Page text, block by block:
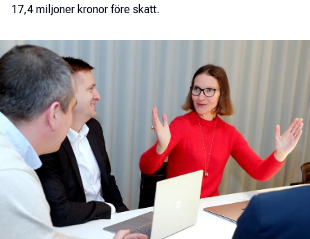
17,4 miljoner kronor före skatt.